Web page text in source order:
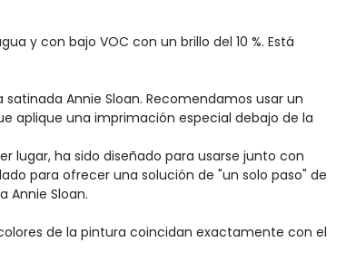
y con bajo VOC con un brillo del 10 %. Está
Annie Sloan. Recomendamos usar un
aplique una imprimación especial debajo de la
lugar, ha sido diseñado para usarse junto con
para ofrecer una solución de "un solo paso" de
Annie Sloan.
de la pintura coincidan exactamente con el